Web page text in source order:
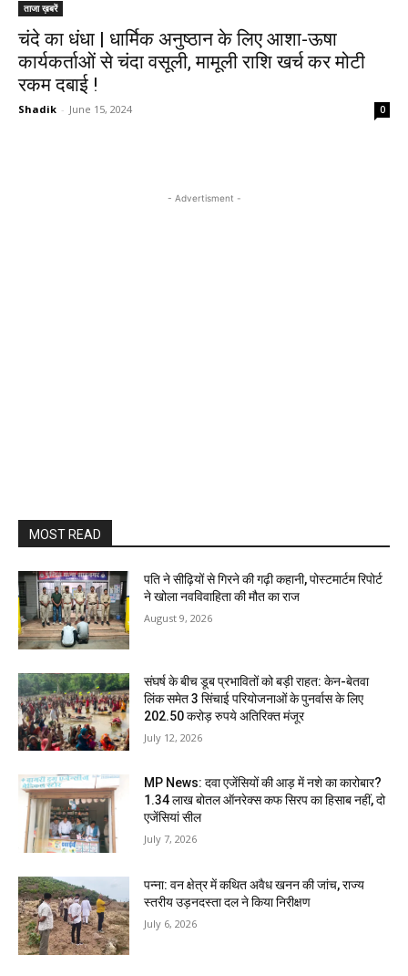
ताजा ख़बरें
चंदे का धंधा | धार्मिक अनुष्ठान के लिए आशा-ऊषा
कार्यकर्ताओं से चंदा वसूली, मामूली राशि खर्च कर मोटी
रकम दबाई !
Shadik - June 15, 2024 0
- Advertisment -
MOST READ
पति ने सीढ़ियों से गिरने की गढ़ी कहानी, पोस्टमार्टम रिपोर्ट
ने खोला नवविवाहिता की मौत का राज
August 9, 2026
संघर्ष के बीच डूब प्रभावितों को बड़ी राहत: केन-बेतवा
लिंक समेत 3 सिंचाई परियोजनाओं के पुनर्वास के लिए
202.50 करोड़ रुपये अतिरिक्त मंजूर
July 12, 2026
MP News: दवा एजेंसियों की आड़ में नशे का कारोबार?
1.34 लाख बोतल ऑनरेक्स कफ सिरप का हिसाब नहीं, दो
एजेंसियां सील
July 7, 2026
पन्ना: वन क्षेत्र में कथित अवैध खनन की जांच, राज्य
स्तरीय उड़नदस्ता दल ने किया निरीक्षण
July 6, 2026